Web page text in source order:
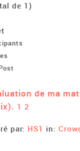
de 1)
de ma
1 2
par: HS1 in: